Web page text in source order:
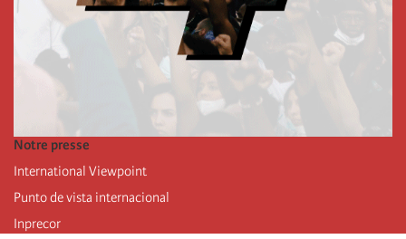
Notre presse
International Viewpoint
Punto de vista internacional
Inprecor